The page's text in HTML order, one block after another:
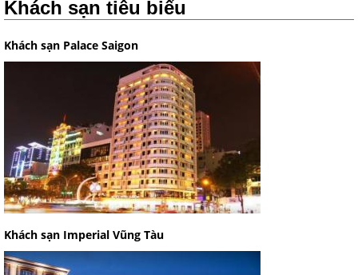
Khách sạn tiêu biểu
Khách sạn Palace Saigon
Khách sạn Imperial Vũng Tàu